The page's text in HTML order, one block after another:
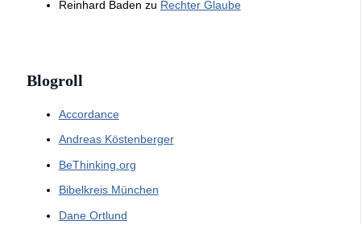
Reinhard Baden zu Rechter Glaube
Blogroll
Accordance
Andreas Köstenberger
BeThinking.org
Bibelkreis München
Dane Ortlund